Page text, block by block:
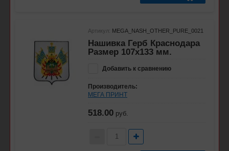
Артикул: MEGA_NASH_OTHER_PURE_0021
Нашивка Герб Краснодара
Размер 107х133 мм.
Добавить к сравнению
Производитель:
МЕГА ПРИНТ
518.00 руб.